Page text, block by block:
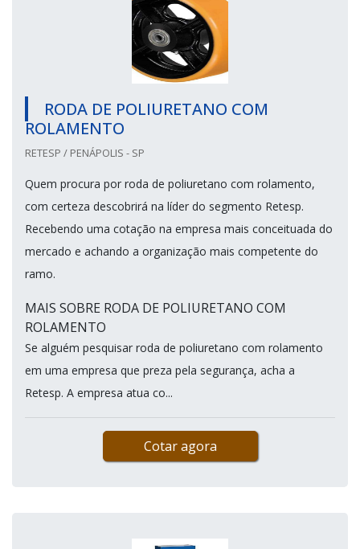
RODA DE POLIURETANO COM
ROLAMENTO
RETESP / PENÁPOLIS - SP
Quem procura por roda de poliuretano com rolamento,
com certeza descobrirá na líder do segmento Retesp.
Recebendo uma cotação na empresa mais conceituada do
mercado e achando a organização mais competente do
ramo.
MAIS SOBRE RODA DE POLIURETANO COM
ROLAMENTO
Se alguém pesquisar roda de poliuretano com rolamento
em uma empresa que preza pela segurança, acha a
Retesp. A empresa atua co...
Cotar agora